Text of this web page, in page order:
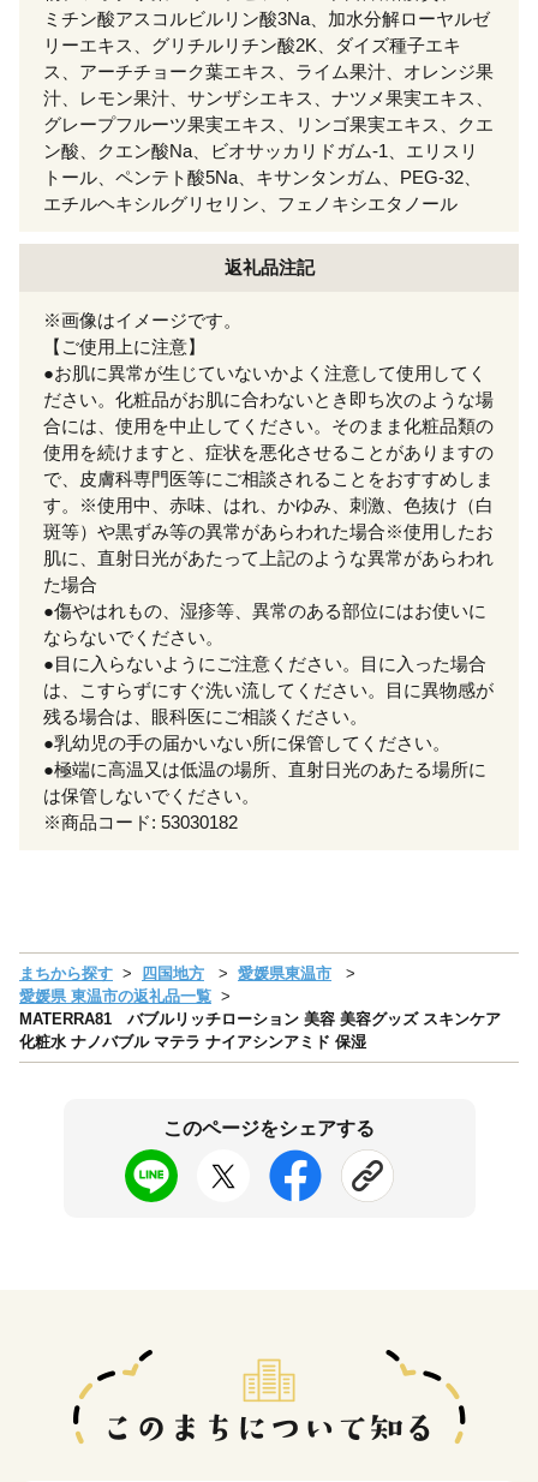
ミチン酸アスコルビルリン酸3Na、加水分解ローヤルゼ
リーエキス、グリチルリチン酸2K、ダイズ種子エキ
ス、アーチチョーク葉エキス、ライム果汁、オレンジ果
汁、レモン果汁、サンザシエキス、ナツメ果実エキス、
グレープフルーツ果実エキス、リンゴ果実エキス、クエ
ン酸、クエン酸Na、ビオサッカリドガム-1、エリスリ
トール、ペンテト酸5Na、キサンタンガム、PEG-32、
エチルヘキシルグリセリン、フェノキシエタノール
返礼品注記
※画像はイメージです。
【ご使用上に注意】
●お肌に異常が生じていないかよく注意して使用してく
ださい。化粧品がお肌に合わないとき即ち次のような場
合には、使用を中止してください。そのまま化粧品類の
使用を続けますと、症状を悪化させることがありますの
で、皮膚科専門医等にご相談されることをおすすめしま
す。※使用中、赤味、はれ、かゆみ、刺激、色抜け（白
斑等）や黒ずみ等の異常があらわれた場合※使用したお
肌に、直射日光があたって上記のような異常があらわれ
た場合
●傷やはれもの、湿疹等、異常のある部位にはお使いに
ならないでください。
●目に入らないようにご注意ください。目に入った場合
は、こすらずにすぐ洗い流してください。目に異物感が
残る場合は、眼科医にご相談ください。
●乳幼児の手の届かいない所に保管してください。
●極端に高温又は低温の場所、直射日光のあたる場所に
は保管しないでください。
※商品コード: 53030182
まちから探す 四国地方
愛媛県東温市
愛媛県 東温市の返礼品一覧
MATERRA81 バブルリッチローション 美容 美容グッズ スキンケア
化粧水 ナノバブル マテラ ナイアシンアミド 保湿
このページをシェアする